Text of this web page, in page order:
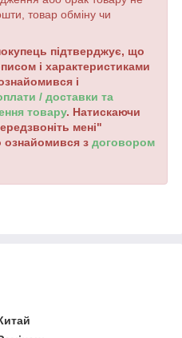
товар обміну чи
підтверджує, що
і характеристиками
і
/ доставки та
товару. Натискаючи
мені"
ознайомився з договором